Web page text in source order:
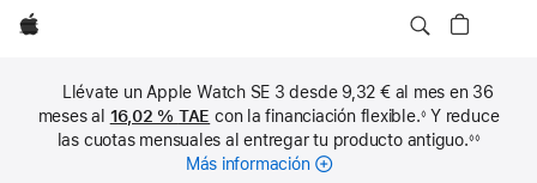
Apple
Llévate un Apple Watch SE 3 desde 9,32 € al mes en 36
meses al 16,02 % TAE con la financiación flexible.◊Y reduce
las cuotas mensuales al entregar tu producto antiguo.◊◊
Más informaciónsobre